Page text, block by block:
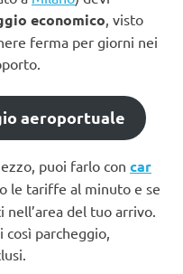
economico , visto
ferma per giorni nei
aeroportuale
puoi farlo con car
le tariffe al minuto e se
nell’area del tuo arrivo.
parcheggio,